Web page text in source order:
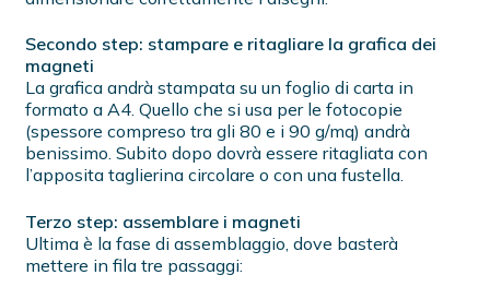
Secondo step: stampare e ritagliare la grafica dei
magneti
La grafica andrà stampata su un foglio di carta in
formato a A4. Quello che si usa per le fotocopie
(spessore compreso tra gli 80 e i 90 g/mq) andrà
benissimo. Subito dopo dovrà essere ritagliata con
l’apposita taglierina circolare o con una fustella.
Terzo step: assemblare i magneti
Ultima è la fase di assemblaggio, dove basterà
mettere in fila tre passaggi: